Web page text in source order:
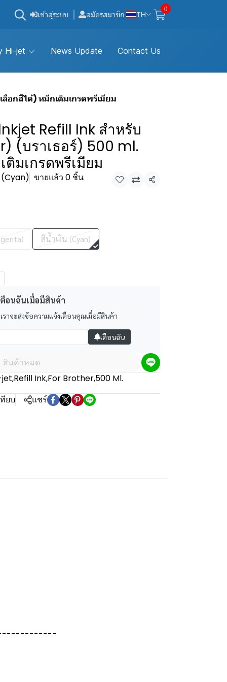
เข้าสู่ระบบ สมัครสมาชิก TH
0
Hi-jet News Update Contact Us
อกสีได้) หมึกเติมเกรดพรีเมียม
Refill Ink สำหรับ
(บราเธอร์) 500 ml.
มเกรดพรีเมียม
(Cyan) ขายแล้ว 0 ชิ้น
แชร์
สีน้ำเงิน (Cyan)
ตือนฉันเมื่อมีสินค้า
ราจะส่งข้อความแจ้งเตือนคุณเมื่อมีสินค้า
เตือนฉัน
สินค้าหมด
jet,Refill Ink,For Brother,500 Ml.
ยบ แชร์